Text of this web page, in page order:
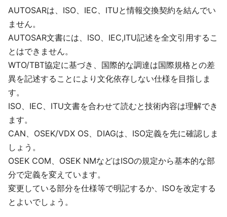
AUTOSARは、ISO、IEC、ITUと情報交換契約を結んでい
ません。
AUTOSAR文書には、ISO、IEC,ITU記述を全文引用するこ
とはできません。
WTO/TBT協定に基づき、国際的な調達は国際規格との差
異を記述することにより文化依存しない仕様を目指しま
す。
ISO、IEC、ITU文書を合わせて読むと技術内容は理解でき
ます。
CAN、OSEK/VDX OS、DIAGは、ISO定義を先に確認しま
しょう。
OSEK COM、OSEK NMなどはISOの規定から基本的な部
分で定義を変えています。
変更している部分を仕様等で明記するか、ISOを改定する
とよいでしょう。